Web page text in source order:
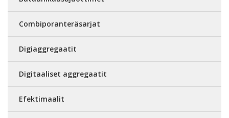
Combiporanteräsarjat
Digiaggregaatit
Digitaaliset aggregaatit
Efektimaalit